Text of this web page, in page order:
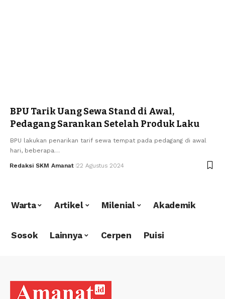
BPU Tarik Uang Sewa Stand di Awal,
Pedagang Sarankan Setelah Produk Laku
BPU lakukan penarikan tarif sewa tempat pada pedagang di awal
hari, beberapa…
Redaksi SKM Amanat 22 Agustus 2024
Warta Artikel Milenial Akademik
Sosok Lainnya Cerpen Puisi